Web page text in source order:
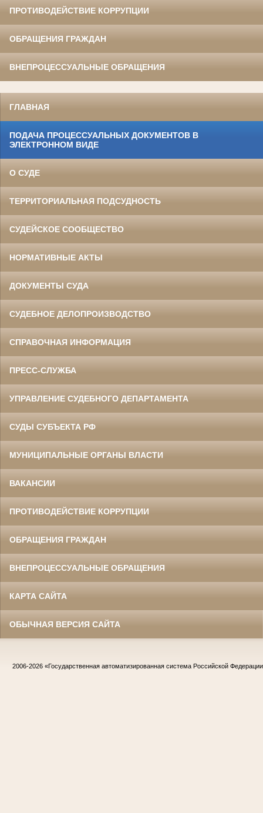
ПРОТИВОДЕЙСТВИЕ КОРРУПЦИИ
ОБРАЩЕНИЯ ГРАЖДАН
ВНЕПРОЦЕССУАЛЬНЫЕ ОБРАЩЕНИЯ
ГЛАВНАЯ
ПОДАЧА ПРОЦЕССУАЛЬНЫХ ДОКУМЕНТОВ В
ЭЛЕКТРОННОМ ВИДЕ
О СУДЕ
ТЕРРИТОРИАЛЬНАЯ ПОДСУДНОСТЬ
СУДЕЙСКОЕ СООБЩЕСТВО
НОРМАТИВНЫЕ АКТЫ
ДОКУМЕНТЫ СУДА
СУДЕБНОЕ ДЕЛОПРОИЗВОДСТВО
СПРАВОЧНАЯ ИНФОРМАЦИЯ
ПРЕСС-СЛУЖБА
УПРАВЛЕНИЕ СУДЕБНОГО ДЕПАРТАМЕНТА
СУДЫ СУБЪЕКТА РФ
МУНИЦИПАЛЬНЫЕ ОРГАНЫ ВЛАСТИ
ВАКАНСИИ
ПРОТИВОДЕЙСТВИЕ КОРРУПЦИИ
ОБРАЩЕНИЯ ГРАЖДАН
ВНЕПРОЦЕССУАЛЬНЫЕ ОБРАЩЕНИЯ
КАРТА САЙТА
ОБЫЧНАЯ ВЕРСИЯ САЙТА
2006-2026 «Государственная автоматизированная система Российской